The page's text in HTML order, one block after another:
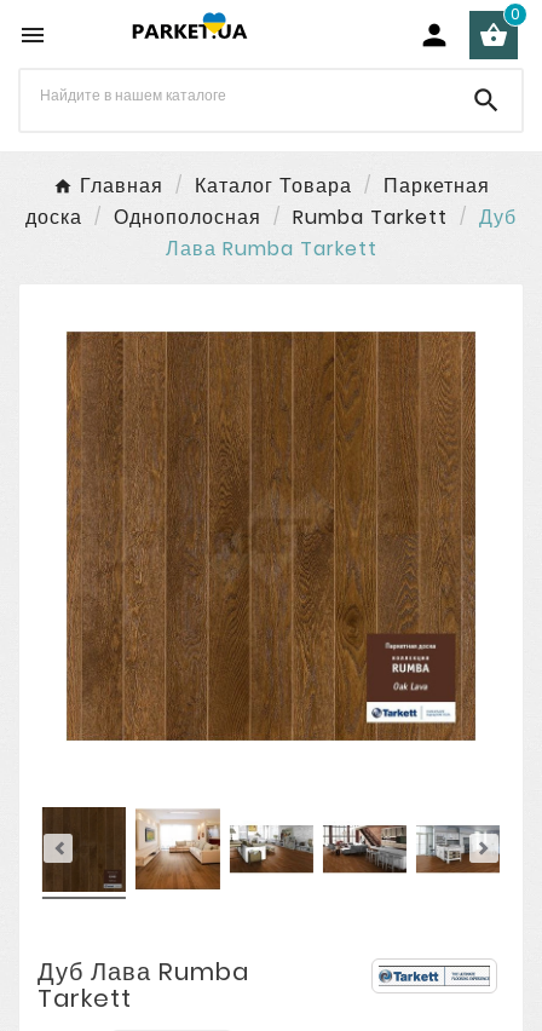
  
0

Главная Каталог Товара
Паркетная
доска
Однополосная Rumba Tarkett
Дуб
Лава Rumba Tarkett
Дуб Лава Rumba
Tarkett